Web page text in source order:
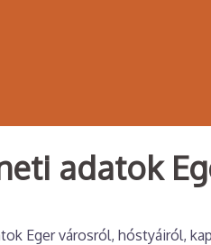
adatok
Eger városról, hóstyáiról,